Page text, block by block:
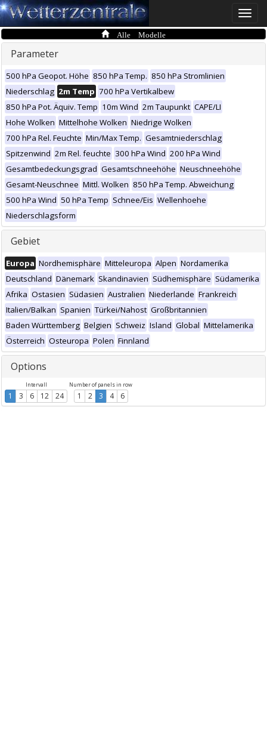
Toggle
Alle Modelle
Parameter
500 hPa Geopot. Höhe 850 hPa Temp. 850 hPa Stromlinien
Niederschlag 2m Temp 700 hPa Vertikalbew
850 hPa Pot. Äquiv. Temp 10m Wind 2m Taupunkt CAPE/LI
Hohe Wolken Mittelhohe Wolken Niedrige Wolken
700 hPa Rel. Feuchte Min/Max Temp. Gesamtniederschlag
Spitzenwind 2m Rel. feuchte 300 hPa Wind 200 hPa Wind
Gesamtbedeckungsgrad Gesamtschneehöhe Neuschneehöhe
Gesamt-Neuschnee Mittl. Wolken 850 hPa Temp. Abweichung
500 hPa Wind 50 hPa Temp Schnee/Eis Wellenhoehe
Niederschlagsform
Gebiet
Europa Nordhemisphäre Mitteleuropa Alpen Nordamerika
Deutschland Dänemark Skandinavien Südhemisphäre Südamerika
Afrika Ostasien Südasien Australien Niederlande Frankreich
Italien/Balkan Spanien Türkei/Nahost Großbritannien
Baden Württemberg Belgien Schweiz Island Global Mittelamerika
Österreich Osteuropa Polen Finnland
Options
Intervall
1 3 6 12 24
Number of panels in row
1 2 3 4 6